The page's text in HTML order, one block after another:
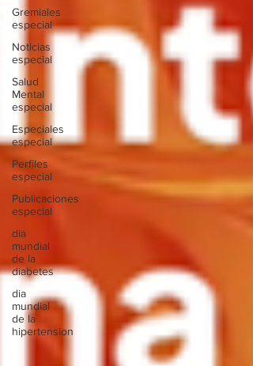
Gremiales
especial
Noticias
especial
Salud
Mental
especial
Especiales
especial
Perfiles
especial
Publicaciones
especial
dia
mundial
de la
diabetes
dia
mundial
de la
hipertension